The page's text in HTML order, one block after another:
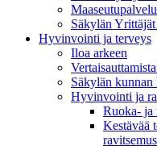
Säkylän
Hyvinvointi ja terveys
Iloa arkeen
Säkylän
Hyvinvointi ja
Ruoka- ja
Kestävää